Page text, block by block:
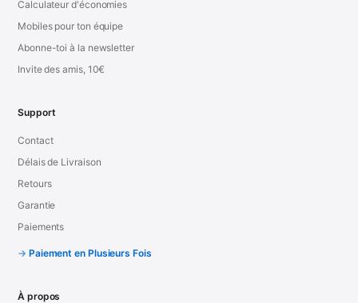
Calculateur d'économies
Mobiles pour ton équipe
Abonne-toi à la newsletter
Invite des amis, 10€
Support
Contact
Délais de Livraison
Retours
Garantie
Paiements
Paiement en Plusieurs Fois
À propos